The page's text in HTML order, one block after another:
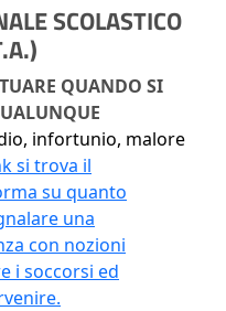
SCOLASTICO
QUANDO SI
infortunio, malore
si trova il
su quanto
una
con nozioni
i soccorsi ed